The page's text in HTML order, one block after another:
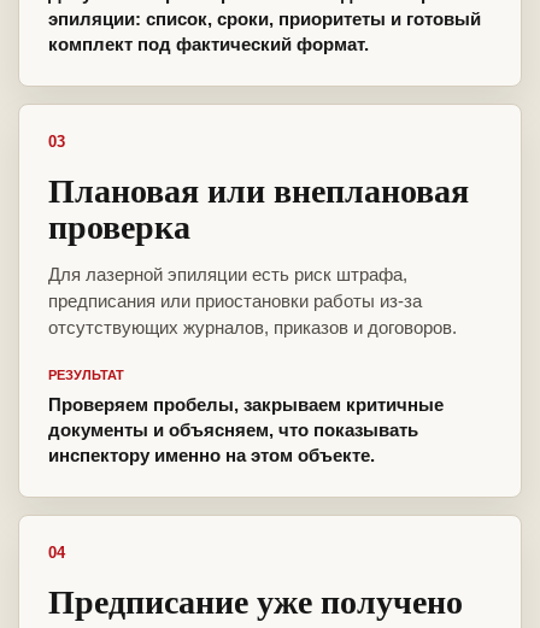
эпиляции: список, сроки, приоритеты и готовый
комплект под фактический формат.
03
Плановая или внеплановая
проверка
Для лазерной эпиляции есть риск штрафа,
предписания или приостановки работы из-за
отсутствующих журналов, приказов и договоров.
РЕЗУЛЬТАТ
Проверяем пробелы, закрываем критичные
документы и объясняем, что показывать
инспектору именно на этом объекте.
04
Предписание уже получено